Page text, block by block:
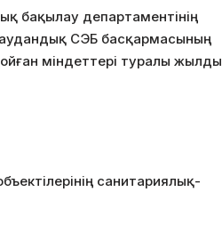
бақылау департаментінің
СЭБ басқармасының
міндеттері туралы жылды
санитариялық-